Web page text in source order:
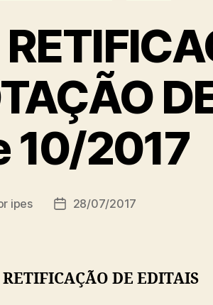
10/2017
ipes
Data28/07/2017
RETIFICAÇÃO DE EDITAIS